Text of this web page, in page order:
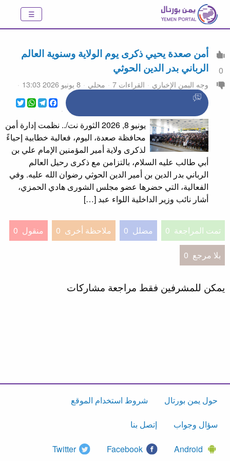
0
أمن صعدة يحيي ذكرى يوم الولاية وسنوية العالم
الرباني بدر الدين الحوثي
وجه اليمن الإخباري القراءات 7 محلي
8 يونيو 2026 13:03
Twitter
WhatsApp
Telegram
Facebook
يونيو 8, 2026 الثورة نت/.. نظمت إدارة أمن
محافظة صعدة، اليوم، فعالية خطابية إحياءً
لذكرى ولاية أمير المؤمنين الإمام علي بن
أبي طالب عليه السلام، بالتزامن مع ذكرى رحيل العالم
الرباني بدر الدين بن أمير الدين الحوثي رضوان الله عليه. وفي
الفعالية، التي حضرها عضو مجلس الشورى هادي الحمزي،
أشار نائب وزير الداخلية اللواء عبد […]
تمت المراجعة 0 مضلل 0 ملاحظة أخرى 0 منقول 0
بلا مرجع 0
يمكن للمشرفين فقط مراجعة مشاركات
حول يمن بورتال شروط استخدام الموقع
سؤال وجواب إتصل بنا
Android
Facebook
Twitter